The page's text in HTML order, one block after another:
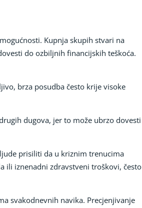
Kupnja skupih stvari na
do ozbiljnih financijskih teškoća.
brza posudba često krije visoke
dugova, jer to može ubrzo dovesti
prisiliti da u kriznim trenucima
ili iznenadni zdravstveni troškovi, često
svakodnevnih navika. Precjenjivanje